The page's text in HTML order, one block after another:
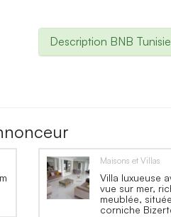
Description BNB Tunisie
Maisons et Villas
Villa luxueuse
vue sur mer,
meublée,
corniche